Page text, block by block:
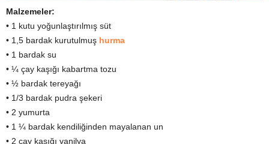
Malzemeler:
• 1 kutu yoğunlaştırılmış süt
• 1,5 bardak kurutulmuş hurma
• 1 bardak su
• ¼ çay kaşığı kabartma tozu
• ½ bardak tereyağı
• 1/3 bardak pudra şekeri
• 2 yumurta
• 1 ¼ bardak kendiliğinden mayalanan un
• 2 çay kaşığı vanilya